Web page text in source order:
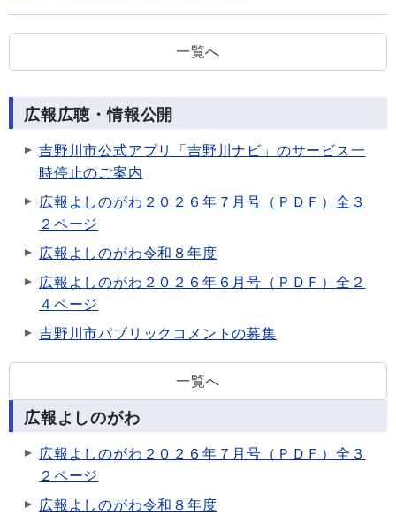
一覧へ
広報広聴・情報公開
吉野川市公式アプリ「吉野川ナビ」のサービス一
時停止のご案内
広報よしのがわ２０２６年７月号（ＰＤＦ）全３
２ページ
広報よしのがわ令和８年度
広報よしのがわ２０２６年６月号（ＰＤＦ）全２
４ページ
吉野川市パブリックコメントの募集
一覧へ
広報よしのがわ
広報よしのがわ２０２６年７月号（ＰＤＦ）全３
２ページ
広報よしのがわ令和８年度